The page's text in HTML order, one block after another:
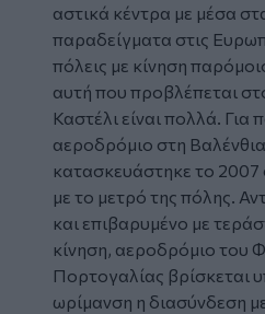
αστικά κέντρα με μέσα
παραδείγματα στις
πόλεις με κίνηση
αυτή που προβλέπεται
Καστέλι είναι πολλά. Για
αεροδρόμιο στη
κατασκευάστηκε το 2007
με το μετρό της πόλης.
και επιβαρυμένο με
κίνηση, αεροδρόμιο του
Πορτογαλίας βρίσκεται
ωρίμανση η διασύνδεση